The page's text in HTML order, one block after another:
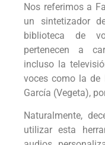
Nos referimos a
un sintetizador
biblioteca de
pertenecen a
incluso la
voces como la de
García (Vegeta),
Naturalmente,
utilizar esta